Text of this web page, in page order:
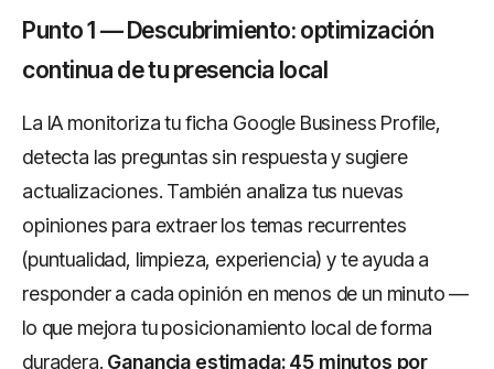
Punto 1 — Descubrimiento: optimización
continua de tu presencia local
La IA monitoriza tu ficha Google Business Profile,
detecta las preguntas sin respuesta y sugiere
actualizaciones. También analiza tus nuevas
opiniones para extraer los temas recurrentes
(puntualidad, limpieza, experiencia) y te ayuda a
responder a cada opinión en menos de un minuto —
lo que mejora tu posicionamiento local de forma
duradera. Ganancia estimada: 45 minutos por